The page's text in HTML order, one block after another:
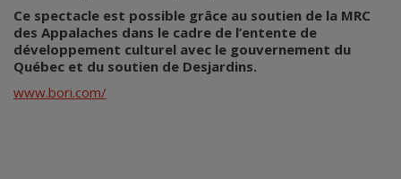
Ce spectacle est possible grâce au soutien de la MRC
des Appalaches dans le cadre de l’entente de
développement culturel avec le gouvernement du
Québec et du soutien de Desjardins.
www.bori.com/